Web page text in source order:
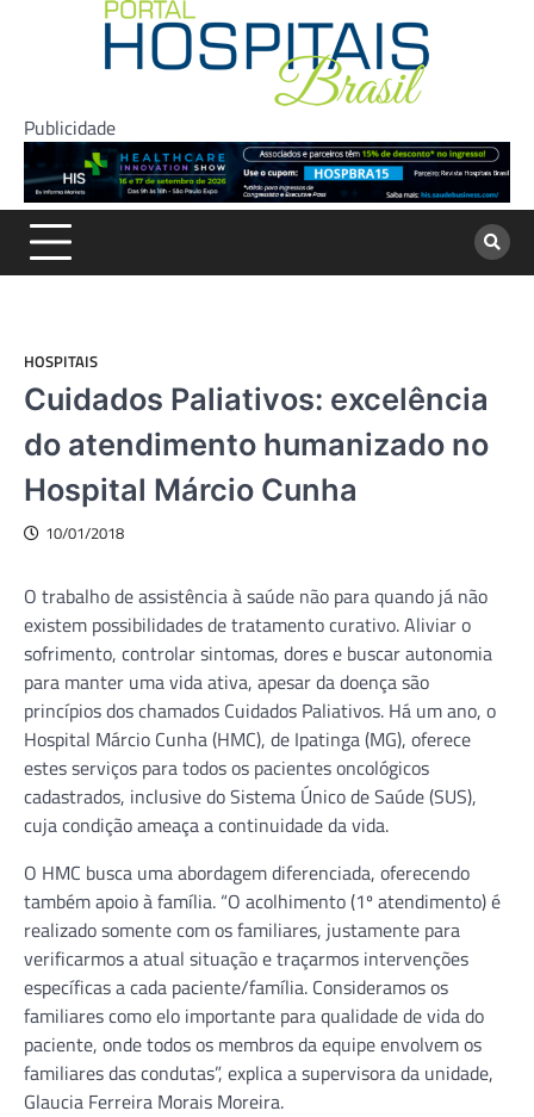
Publicidade
HOSPITAIS
Cuidados Paliativos: excelência
do atendimento humanizado no
Hospital Márcio Cunha
10/01/2018
O trabalho de assistência à saúde não para quando já não
existem possibilidades de tratamento curativo. Aliviar o
sofrimento, controlar sintomas, dores e buscar autonomia
para manter uma vida ativa, apesar da doença são
princípios dos chamados Cuidados Paliativos. Há um ano, o
Hospital Márcio Cunha (HMC), de Ipatinga (MG), oferece
estes serviços para todos os pacientes oncológicos
cadastrados, inclusive do Sistema Único de Saúde (SUS),
cuja condição ameaça a continuidade da vida.
O HMC busca uma abordagem diferenciada, oferecendo
também apoio à família. “O acolhimento (1º atendimento) é
realizado somente com os familiares, justamente para
verificarmos a atual situação e traçarmos intervenções
específicas a cada paciente/família. Consideramos os
familiares como elo importante para qualidade de vida do
paciente, onde todos os membros da equipe envolvem os
familiares das condutas”, explica a supervisora da unidade,
Glaucia Ferreira Morais Moreira.